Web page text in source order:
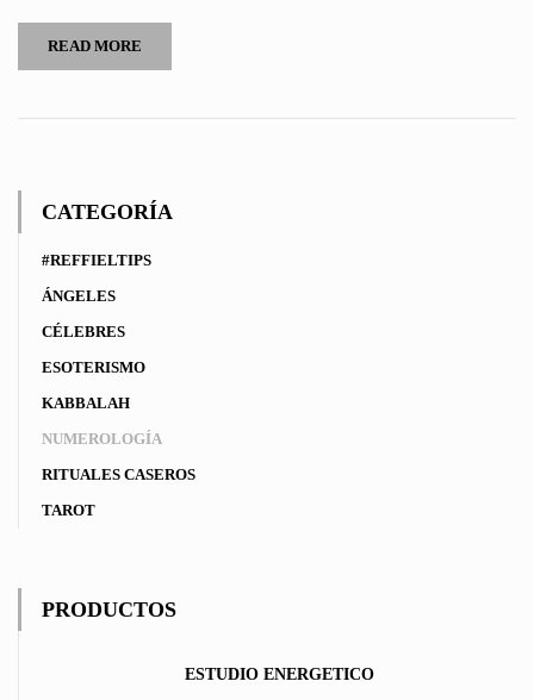
READ MORE
CATEGORÍA
#REFFIELTIPS
ÁNGELES
CÉLEBRES
ESOTERISMO
KABBALAH
NUMEROLOGÍA
RITUALES CASEROS
TAROT
PRODUCTOS
ESTUDIO ENERGÉTICO